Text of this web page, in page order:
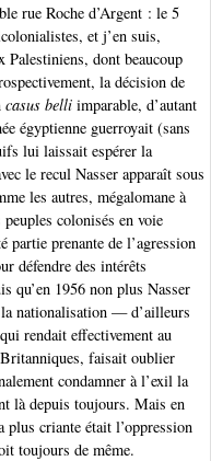
rue Roche d’Argent : le 5
et j’en suis,
Palestiniens, dont beaucoup
la décision de
casus belli imparable, d’autant
égyptienne guerroyait (sans
lui laissait espérer la
le recul Nasser apparaît sous
les autres, mégalomane à
colonisés en voie
partie prenante de l’agression
défendre des intérêts
qu’en 1956 non plus Nasser
la nationalisation — d’ailleurs
rendait effectivement au
faisait oublier
condamner à l’exil la
là depuis toujours. Mais en
plus criante était l’oppression
toujours de même.